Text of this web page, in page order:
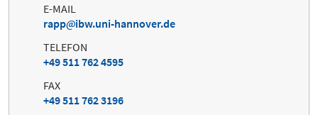
E-MAIL
rapp
ibw.uni-hannover.de
TELEFON
+49 511 762 4595
FAX
+49 511 762 3196